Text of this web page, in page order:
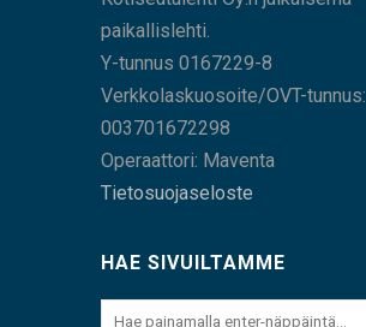
paikallislehti.
Y-tunnus 0167229-8
Verkkolaskuosoite/OVT-tunnus:
003701672298
Operaattori: Maventa
Tietosuojaseloste
HAE SIVUILTAMME